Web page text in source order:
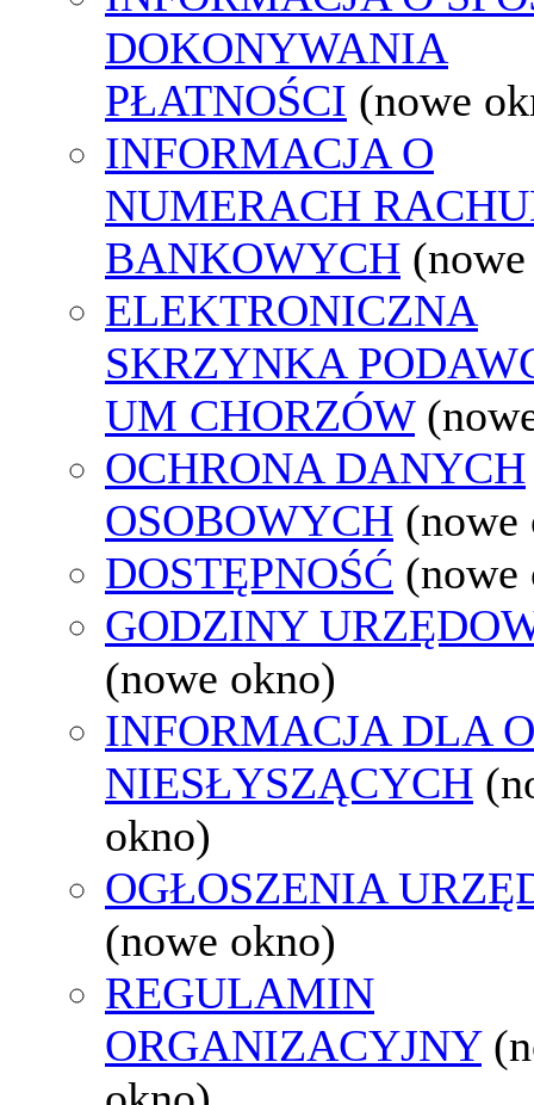
DOKONYWANIA
PŁATNOŚCI (nowe
INFORMACJA O
NUMERACH
BANKOWYCH
ELEKTRONICZNA
SKRZYNKA
UM CHORZÓW
OCHRONA DANYCH
OSOBOWYCH (nowe
DOSTĘPNOŚĆ (nowe
GODZINY
(nowe okno)
INFORMACJA DLA
NIESŁYSZĄCYCH
okno)
OGŁOSZENIA
(nowe okno)
REGULAMIN
ORGANIZACYJNY